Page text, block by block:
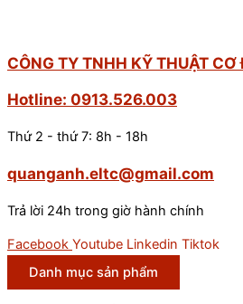
CÔNG TY TNHH KỸ THUẬT
Hotline: 0913.526.003
Thứ 2 - thứ 7: 8h - 18h
quanganh.eltc@gmail.com
Trả lời 24h trong giờ hành chính
Facebook Youtube Linkedin Tiktok
Danh mục sản phẩm